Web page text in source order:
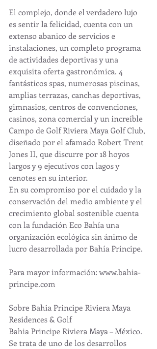
El complejo, donde el verdadero lujo
es sentir la felicidad, cuenta con un
extenso abanico de servicios e
instalaciones, un completo programa
de actividades deportivas y una
exquisita oferta gastronómica. 4
fantásticos spas, numerosas piscinas,
amplias terrazas, canchas deportivas,
gimnasios, centros de convenciones,
casinos, zona comercial y un increíble
Campo de Golf Riviera Maya Golf Club,
diseñado por el afamado Robert Trent
Jones II, que discurre por 18 hoyos
largos y 9 ejecutivos con lagos y
cenotes en su interior.
En su compromiso por el cuidado y la
conservación del medio ambiente y el
crecimiento global sostenible cuenta
con la fundación Eco Bahía una
organización ecológica sin ánimo de
lucro desarrollada por Bahía Príncipe.
Para mayor información: www.bahia-
principe.com
Sobre Bahia Principe Riviera Maya
Residences & Golf
Bahia Principe Riviera Maya – México.
Se trata de uno de los desarrollos